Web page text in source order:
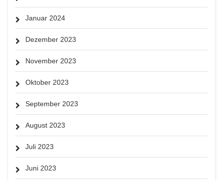
Januar 2024
Dezember 2023
November 2023
Oktober 2023
September 2023
August 2023
Juli 2023
Juni 2023